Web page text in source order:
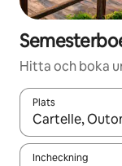
Hitta och boka
Plats
När resultaten
Incheckning